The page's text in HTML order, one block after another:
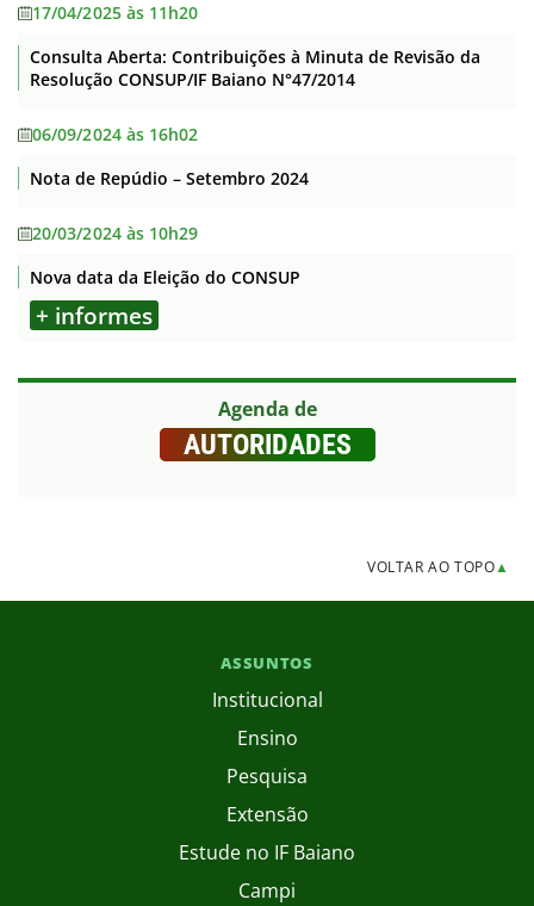
17/04/2025 às 11h20
Consulta Aberta: Contribuições à Minuta de Revisão da
Resolução CONSUP/IF Baiano N°47/2014
06/09/2024 às 16h02
Nota de Repúdio – Setembro 2024
20/03/2024 às 10h29
Nova data da Eleição do CONSUP
+ informes
Agenda de
AUTORIDADES
VOLTAR AO TOPO▲
ASSUNTOS
Institucional
Ensino
Pesquisa
Extensão
Estude no IF Baiano
Campi